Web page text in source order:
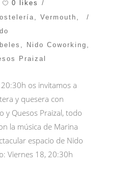
0 likes
Vermouth
Nido Coworking
Praizal
os invitamos a
y quesera con
y Quesos Praizal, todo
la música de Marina
espacio de Nido
Viernes 18, 20:30h